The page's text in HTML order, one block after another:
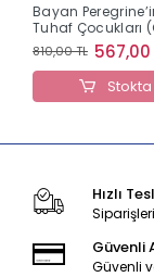
Bayan
Tuhaf Çocukları
810,00 TL 567,00
Stokta
Hızlı
Güvenli
Güvenli